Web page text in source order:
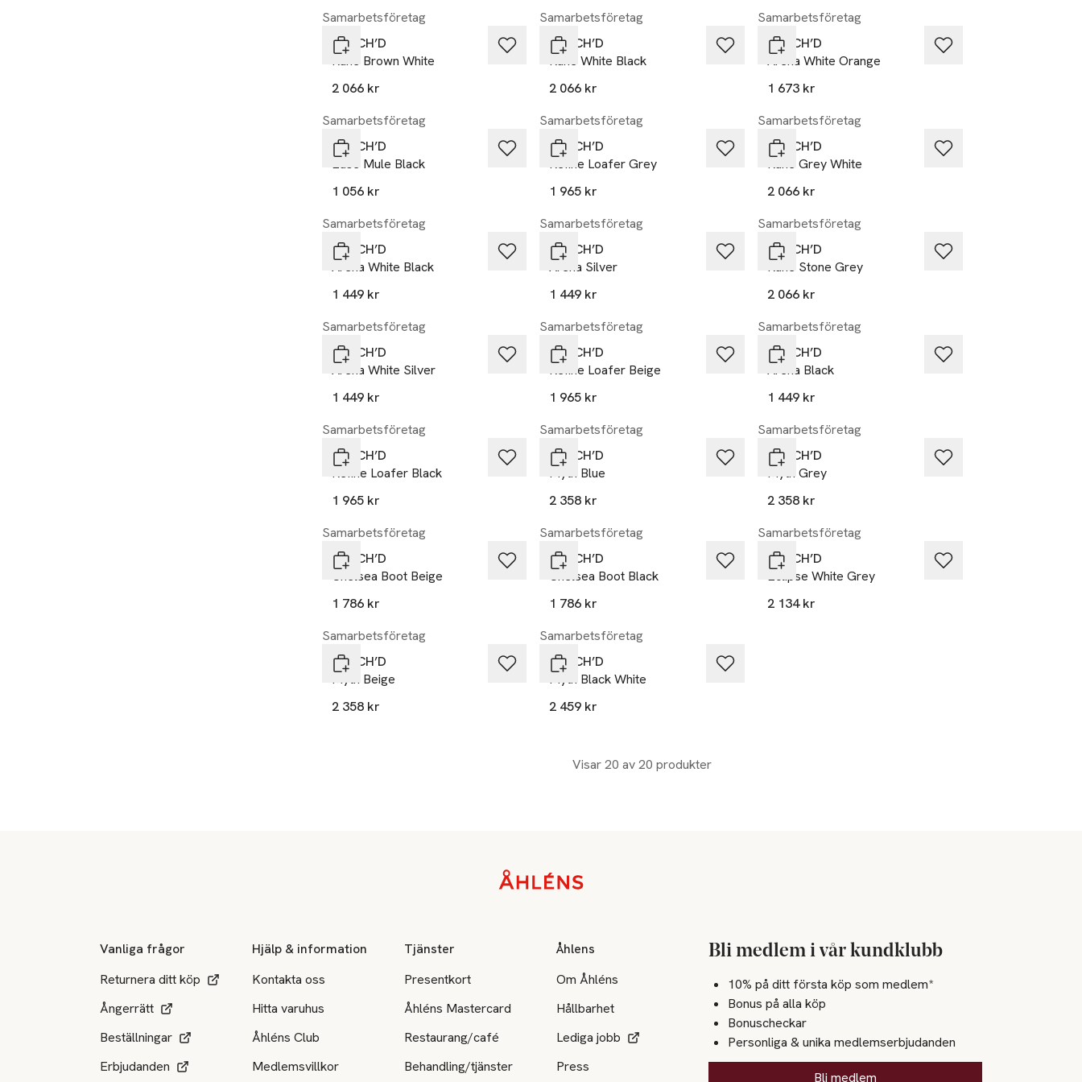
Samarbetsföretag
DUTCH’D
Rune Brown White
2 066 kr
Samarbetsföretag
DUTCH’D
Rune White Black
2 066 kr
Samarbetsföretag
DUTCH’D
Arena White Orange
1 673 kr
Samarbetsföretag
DUTCH’D
Ease Mule Black
1 056 kr
Samarbetsföretag
DUTCH’D
Refine Loafer Grey
1 965 kr
Samarbetsföretag
DUTCH’D
Rune Grey White
2 066 kr
Samarbetsföretag
DUTCH’D
Arena White Black
1 449 kr
Samarbetsföretag
DUTCH’D
Arena Silver
1 449 kr
Samarbetsföretag
DUTCH’D
Rune Stone Grey
2 066 kr
Samarbetsföretag
DUTCH’D
Arena White Silver
1 449 kr
Samarbetsföretag
DUTCH’D
Refine Loafer Beige
1 965 kr
Samarbetsföretag
DUTCH’D
Arena Black
1 449 kr
Samarbetsföretag
DUTCH’D
Refine Loafer Black
1 965 kr
Samarbetsföretag
DUTCH’D
Myth Blue
2 358 kr
Samarbetsföretag
DUTCH’D
Myth Grey
2 358 kr
Samarbetsföretag
DUTCH’D
Chelsea Boot Beige
1 786 kr
Samarbetsföretag
DUTCH’D
Chelsea Boot Black
1 786 kr
Samarbetsföretag
DUTCH’D
Eclipse White Grey
2 134 kr
Samarbetsföretag
DUTCH’D
Myth Beige
2 358 kr
Samarbetsföretag
DUTCH’D
Myth Black White
2 459 kr
Visar 20 av 20 produkter
Vanliga frågor
Returnera ditt köp
Ångerrätt
Beställningar
Erbjudanden
Hjälp & information
Kontakta oss
Hitta varuhus
Åhléns Club
Medlemsvillkor
Tjänster
Presentkort
Åhléns Mastercard
Restaurang/café
Behandling/tjänster
Åhlens
Om Åhléns
Hållbarhet
Lediga jobb
Press
Bli medlem i vår kundklubb
10% på ditt första köp som medlem*
Bonus på alla köp
Bonuscheckar
Personliga & unika medlemserbjudanden
Bli medlem